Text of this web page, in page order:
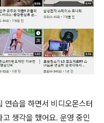
연습을 하면서 비디오몬스터
생각을 했어요. 운영 중인